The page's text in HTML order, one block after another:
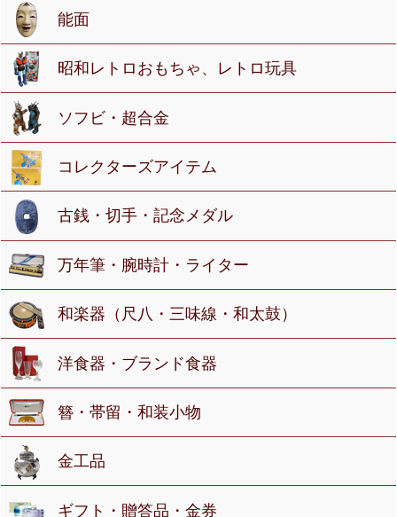
能面
昭和レトロおもちゃ、レトロ玩具
ソフビ・超合金
コレクターズアイテム
古銭・切手・記念メダル
万年筆・腕時計・ライター
和楽器（尺八・三味線・和太鼓）
洋食器・ブランド食器
簪・帯留・和装小物
金工品
ギフト・贈答品・金券